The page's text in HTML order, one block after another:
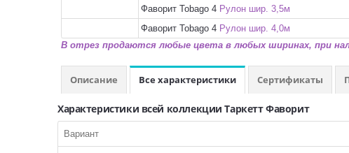
Фаворит Tobago 4 Рулон шир. 3,5м
Фаворит Tobago 4 Рулон шир. 4,0м
В отрез продаются любые цвета в любых ширинах, при
Описание Все характеристики Сертификаты
Характеристики всей коллекции Таркетт Фаворит
Вариант